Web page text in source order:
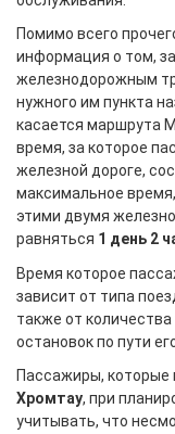
Помимо всего
информация о том,
железнодорожным
нужного им пункта
касается маршрута
время, за которое
железной дороге,
максимальное
этими двумя
равняться 1 день 2
Время которое
зависит от типа
также от
остановок по пути
Пассажиры, которые
Хромтау, при
учитывать, что